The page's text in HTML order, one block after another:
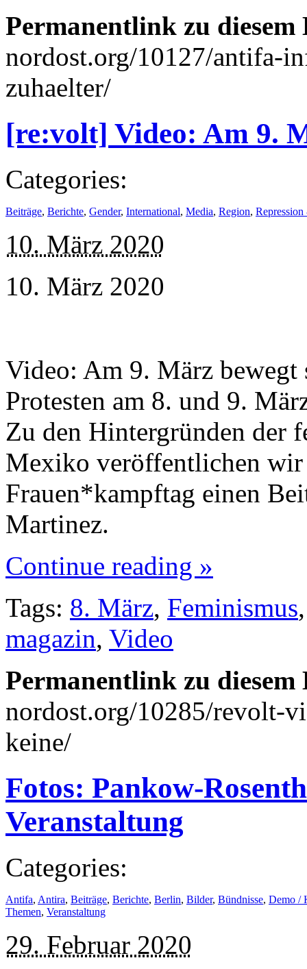
Permanentlink zu
nordost.org/10127/antifa-
zuhaelter/
[re:volt] Video: Am 9.
Categories:
Beiträge, Berichte, Gender, International, Media, Region,
10. März 2020
10. März 2020
Video: Am 9. März
Protesten am 8. und 9.
Zu den Hintergründen der
Mexiko veröffentlichen wir
Frauen*kampftag einen
Martinez.
Continue reading »
Tags: 8. März, Feminismus
magazin, Video
Permanentlink zu
nordost.org/10285/revolt-
keine/
Fotos: Pankow-
Veranstaltung
Categories:
Antifa, Antira, Beiträge, Berichte, Berlin, Bilder, Bündnisse, Demo /
Themen, Veranstaltung
29. Februar 2020